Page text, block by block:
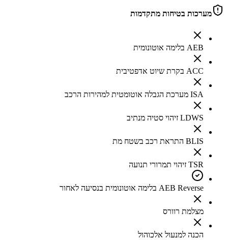
מערכות בטיחות מתקדמות
AEB בלימה אוטונומית
ACC בקרת שיוט אדפטיבית
ISA מערכת הגבלה אוטומטית למהירות הרכב
LDWS זיהוי סטיה מנתיב
BLIS התראת רכב בשטח מת
TSR זיהוי תמרורי תנועה
AEB Reverse בלימה אוטונומית בנסיעה לאחור
מצלמת רוורס
הכנה למנעול אלכוהול